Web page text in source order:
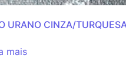
URANO CINZA/
mais